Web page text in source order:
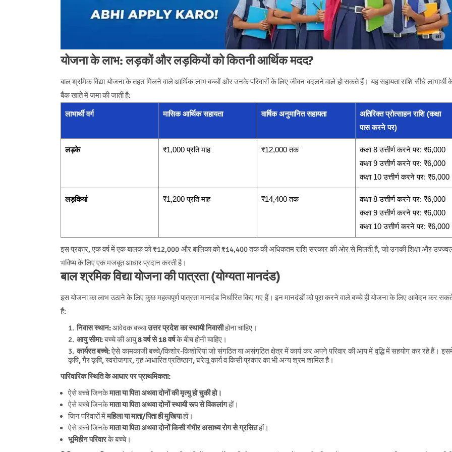
योजना के लाभ: लड़कों और लड़कियों को कितनी आर्थिक मदद?
बाल श्रमिक विद्या योजना के तहत मिलने वाले आर्थिक लाभ बच्चों और उनके परिवारों के लिए जीवन बदलने वाले हो सकते हैं। यह सहायता राशि सीधे लाभार्थी
बैंक खाते में जमा की जाती है:
लाभार्थी वर्ग मासिक आर्थिक सहायता वार्षिक अनुमानित सहायता
अतिरिक्त प्रोत्साहन राशि (कक्षा
पास करने पर)
लड़के ₹1,000 प्रति माह ₹12,000 तक
कक्षा 8 उत्तीर्ण करने पर: ₹6,000
कक्षा 9 उत्तीर्ण करने पर: ₹6,000
कक्षा 10 उत्तीर्ण करने पर: ₹6,000
लड़कियां ₹1,200 प्रति माह ₹14,400 तक
कक्षा 8 उत्तीर्ण करने पर: ₹6,000
कक्षा 9 उत्तीर्ण करने पर: ₹6,000
कक्षा 10 उत्तीर्ण करने पर: ₹6,000
इस प्रकार, एक वर्ष में एक बालक को ₹12,000 और बालिका को ₹14,400 तक की अधिकतम राशि सरकार की ओर से मिलती है, जो उनकी शिक्षा और
भविष्य के लिए एक मजबूत आधार प्रदान करती है।
बाल श्रमिक विद्या योजना की पात्रता (योग्यता मानदंड)
इस योजना का लाभ उठाने के लिए कुछ महत्वपूर्ण पात्रता मानदंड निर्धारित किए गए हैं। इन मानदंडों को पूरा करने वाले बच्चे ही योजना के लिए आवेदन कर
हैं:
निवास स्थान:आवेदक बच्चाउत्तर प्रदेश का स्थायी निवासीहोना चाहिए।
आयु सीमा:बच्चे की आयु8 वर्ष से 18 वर्षके बीच होनी चाहिए।
कार्यरत बच्चे:ऐसे कामकाजी बच्चे/किशोर-किशोरियां जो संगठित या असंगठित क्षेत्र में कार्य कर अपने परिवार की आय में वृद्धि में सहयोग कर रहे हैं।
कृषि, गैर कृषि, स्वरोजगार, गृह आधारित प्रतिष्ठान, घरेलू कार्य व किसी प्रकार का भी अन्य श्रम शामिल है।
पारिवारिक स्थिति के आधार पर प्राथमिकता:
ऐसे बच्चे जिनकेमाता या पिता अथवा दोनों की मृत्यु हो चुकी हो।
ऐसे बच्चे जिनकेमाता या पिता अथवा दोनों स्थायी रूप से विकलांगहों।
जिन परिवारों मेंमहिला या माता/पिता ही मुखियाहों।
ऐसे बच्चे जिनकेमाता या पिता अथवा दोनों किसी गंभीर असाध्य रोग से ग्रसितहों।
भूमिहीन परिवारके बच्चे।